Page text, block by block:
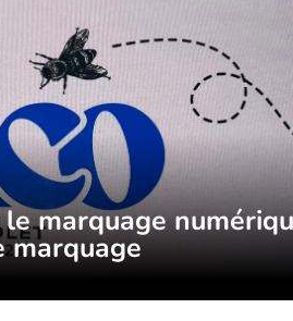
le marquage
marquage